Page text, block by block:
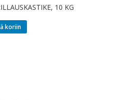
10 KG
koriin